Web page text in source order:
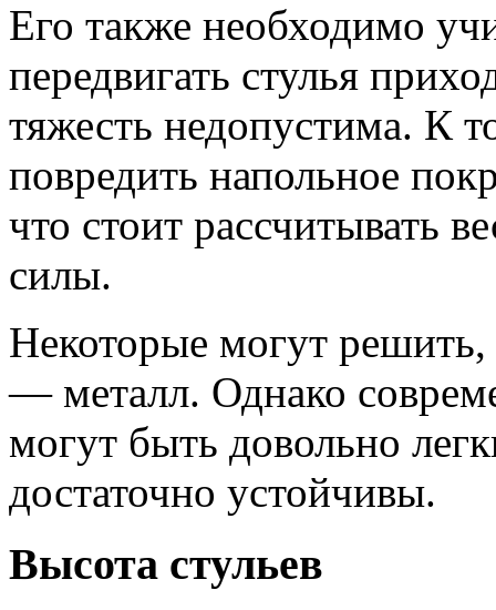
Его также необходимо
передвигать стулья
тяжесть недопустима. К
повредить напольное
что стоит рассчитывать
силы.
Некоторые могут
— металл. Однако
могут быть довольно
достаточно устойчивы.
Высота стульев